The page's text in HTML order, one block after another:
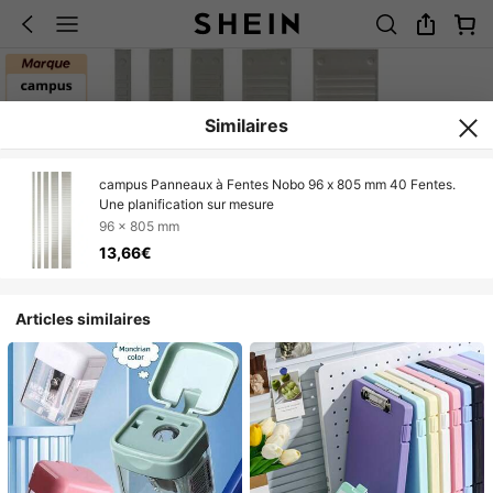
Similaires
campus Panneaux à Fentes Nobo 96 x 805 mm 40 Fentes.
Une planification sur mesure
96 x 805 mm
13,66€
Articles similaires